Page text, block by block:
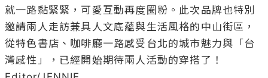
就一路黏緊緊，可愛互動再度圈粉。此次品牌也特別
邀請兩人走訪兼具人文底蘊與生活風格的中山街區，
從特色書店、咖啡廳一路感受台北的城市魅力與「台
灣感性」，已經開始期待兩人活動的穿搭了！